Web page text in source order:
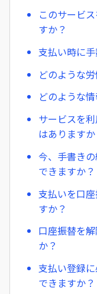
このサービ
すか？
支払い時に
どのような
どのような
サービスを
はありますか
今、手書き
できますか？
支払いを口
すか？
口座振替を
か？
支払い登録
できますか？